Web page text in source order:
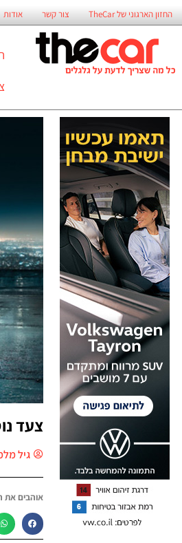
החזון הארגוני של TheCar צור קשר אודות
צעד
גיל
אוהבים את